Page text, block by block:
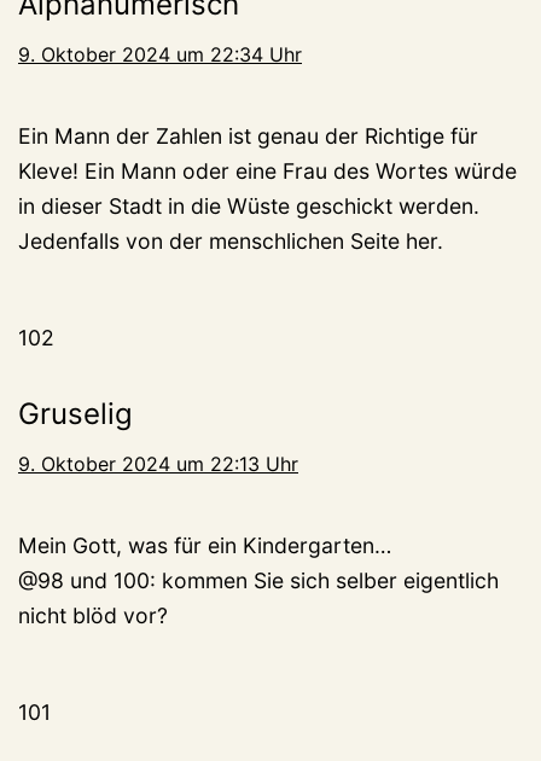
9. Oktober 2024 um 22:34 Uhr
Ein Mann der Zahlen ist genau der Richtige für
Kleve! Ein Mann oder eine Frau des Wortes würde
in dieser Stadt in die Wüste geschickt werden.
Jedenfalls von der menschlichen Seite her.
102
Gruselig
9. Oktober 2024 um 22:13 Uhr
Mein Gott, was für ein Kindergarten…
@98 und 100: kommen Sie sich selber eigentlich
nicht blöd vor?
101